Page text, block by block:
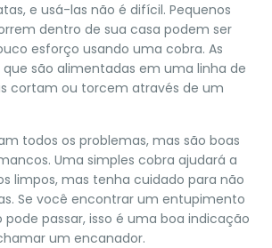
e usá-las não é difícil. Pequenos
dentro de sua casa podem ser
esforço usando uma cobra. As
são alimentadas em uma linha de
cortam ou torcem através de um
todos os problemas, mas são boas
Uma simples cobra ajudará a
limpos, mas tenha cuidado para não
Se você encontrar um entupimento
passar, isso é uma boa indicação
um encanador.